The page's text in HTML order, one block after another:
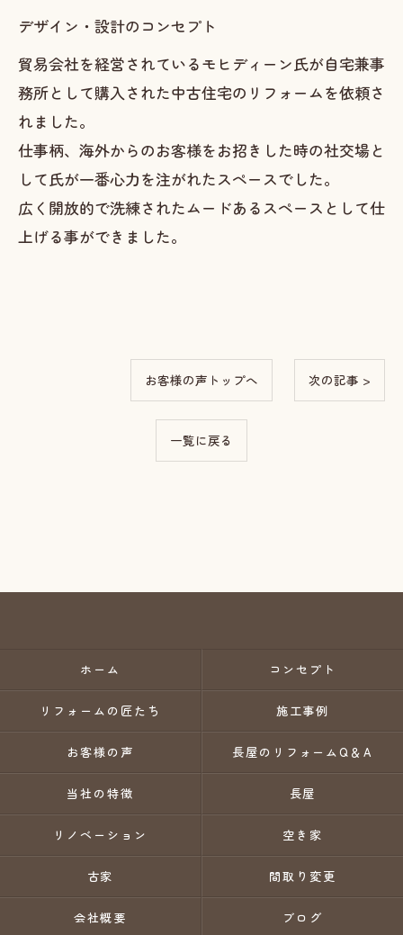
デザイン・設計のコンセプト
貿易会社を経営されているモヒディーン氏が自宅兼事
務所として購入された中古住宅のリフォームを依頼さ
れました。
仕事柄、海外からのお客様をお招きした時の社交場と
して氏が一番心力を注がれたスペースでした。
広く開放的で洗練されたムードあるスペースとして仕
上げる事ができました。
お客様の声トップへ 次の記事 >
一覧に戻る
ホーム コンセプト
リフォームの匠たち 施工事例
お客様の声 長屋のリフォームQ＆A
当社の特徴 長屋
リノベーション 空き家
古家 間取り変更
会社概要 ブログ